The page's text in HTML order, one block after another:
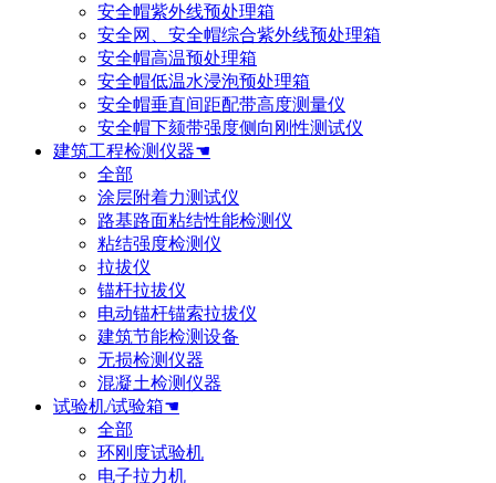
安全帽紫外线预处理箱
安全网、安全帽综合紫外线预处理箱
安全帽高温预处理箱
安全帽低温水浸泡预处理箱
安全帽垂直间距配带高度测量仪
安全帽下颏带强度侧向刚性测试仪
建筑工程检测仪器☚
全部
涂层附着力测试仪
路基路面粘结性能检测仪
粘结强度检测仪
拉拔仪
锚杆拉拔仪
电动锚杆锚索拉拔仪
建筑节能检测设备
无损检测仪器
混凝土检测仪器
试验机/试验箱☚
全部
环刚度试验机
电子拉力机